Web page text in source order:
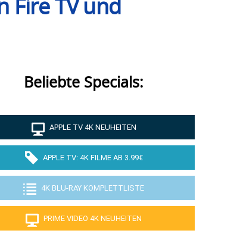
Fire TV und
Beliebte Specials:
APPLE TV 4K NEUHEITEN
APPLE TV: 4K FILME AB 3.99€
4K BLU-RAY KOMPLETTLISTE
PRIME VIDEO 4K NEUHEITEN